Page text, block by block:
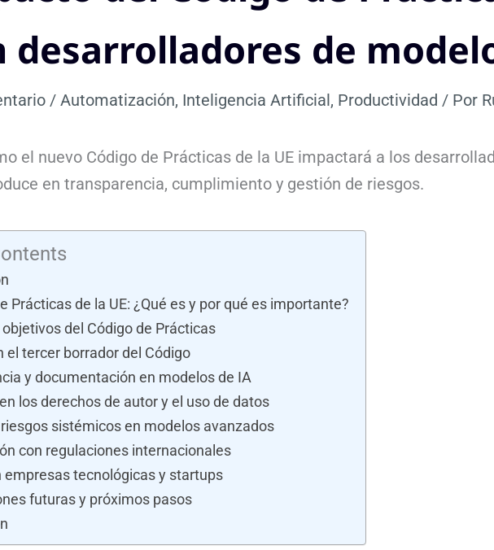
desarrolladores de
/ Automatización, Inteligencia Artificial, Productividad / Por
el nuevo Código de Prácticas de la UE impactará a los
en transparencia, cumplimiento y gestión de riesgos.
Prácticas de la UE: ¿Qué es y por qué es importante?
del Código de Prácticas
el tercer borrador del Código
y documentación en modelos de IA
los derechos de autor y el uso de datos
sistémicos en modelos avanzados
con regulaciones internacionales
empresas tecnológicas y startups
futuras y próximos pasos